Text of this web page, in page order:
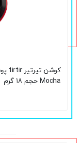
Mocha حجم 18 گرم